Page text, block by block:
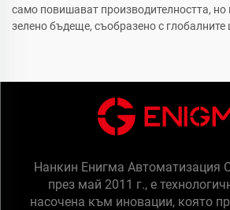
само повишават производителността, но
зелено бъдеще, съобразено с глобалните
Нанкин Енигма Автоматизация
през май 2011 г., е
насочена към иновации, която